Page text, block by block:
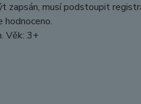
zapsán, musí podstoupit
hodnoceno.
Věk: 3+